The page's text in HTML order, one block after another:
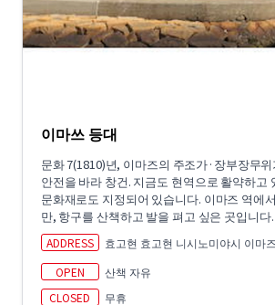
이마쓰 등대
문화 7(1810)년, 이마즈의 주조가·장부장무
안전을 바라 창건. 지금도 현역으로 활약하고
문화재로도 지정되어 있습니다. 이마즈 역에
만, 항구를 산책하고 발을 펴고 싶은 곳입니다.
ADDRESS
효고현 효고현 니시노미야시 이마
OPEN
산책 자유
CLOSED
무휴